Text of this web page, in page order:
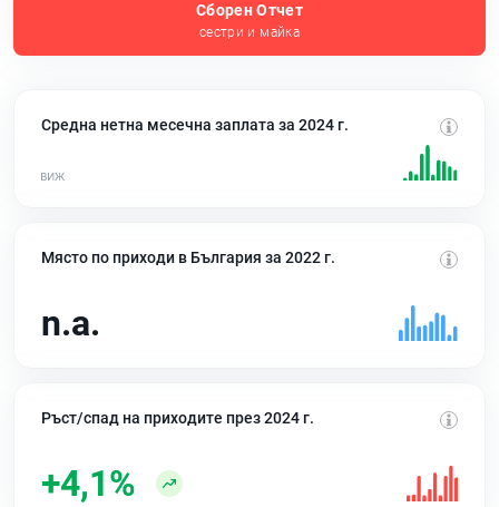
Сборен Отчет
сестри и майка
Средна нетна месечна заплата за 2024 г.
Място по приходи в България за 2022 г.
n.a.
Ръст/спад на приходите през 2024 г.
+4,1%